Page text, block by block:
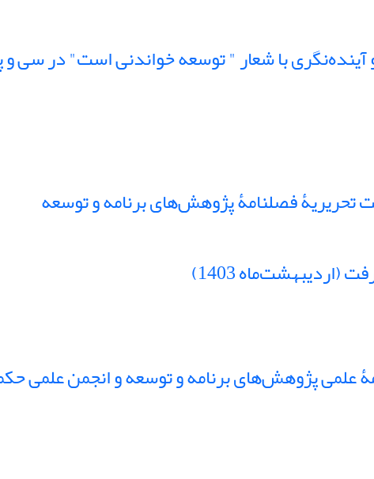
با شعار " توسعه خواندنی است" در سی و
فصلنامۀ پژوهش‌های برنامه و توسعه
1403)
علمی پژوهش‌های برنامه و توسعه و انجمن علمی